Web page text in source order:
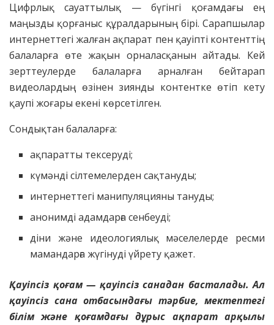
Цифрлық сауаттылық — бүгінгі қоғамдағы ең
маңызды қорғаныс құралдарының бірі. Сарапшылар
интернеттегі жалған ақпарат пен қауіпті контенттің
балаларға өте жақын орналасқанын айтады. Кей
зерттеулерде балаларға арналған бейтарап
видеолардың өзінен зиянды контентке өтіп кету
қаупі жоғары екені көрсетілген.
Сондықтан балаларға:
ақпаратты тексеруді;
күмәнді сілтемелерден сақтануды;
интернеттегі манипуляцияны тануды;
анонимді адамдарға сенбеуді;
діни және идеологиялық мәселелерде ресми
мамандарға жүгінуді үйрету қажет.
Қауіпсіз қоғам — қауіпсіз санадан басталады. Ал
қауіпсіз сана отбасындағы тәрбие, мектептегі
білім және қоғамдағы дұрыс ақпарат арқылы